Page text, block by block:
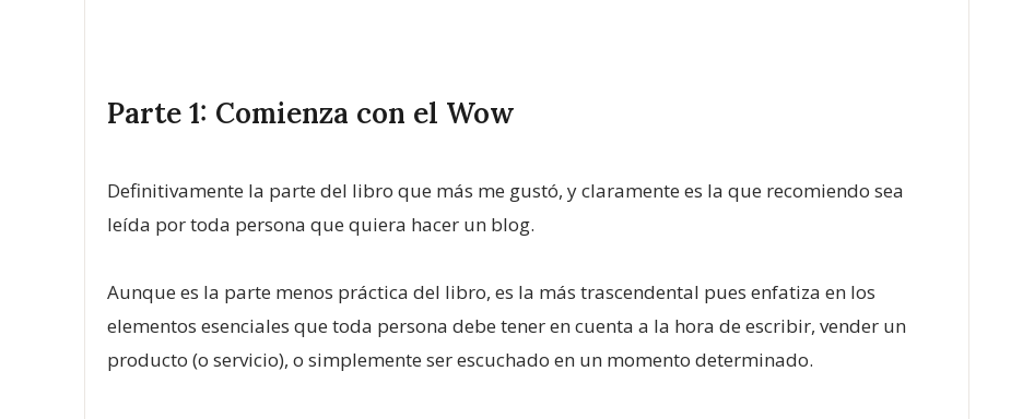
Parte 1: Comienza con el Wow
Definitivamente la parte del libro que más me gustó, y claramente es la que recomiendo sea
leída por toda persona que quiera hacer un blog.
Aunque es la parte menos práctica del libro, es la más trascendental pues enfatiza en los
elementos esenciales que toda persona debe tener en cuenta a la hora de escribir, vender un
producto (o servicio), o simplemente ser escuchado en un momento determinado.